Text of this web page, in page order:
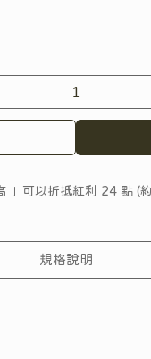
」可以折抵紅利 24 點 (
規格說明